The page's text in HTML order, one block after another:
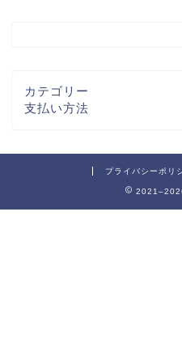
カテゴリー
支払い方法
プライバシーポリ